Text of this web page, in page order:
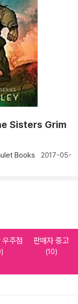
Sisters Grim
Books 2017-05-
우주점 판매자 중고
(10)